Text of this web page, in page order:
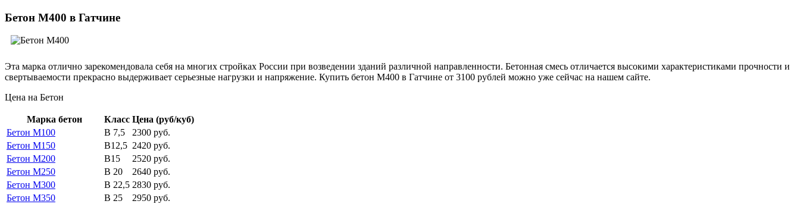
Бетон М400 в Гатчине
Эта марка отлично зарекомендовала себя на многих стройках России при возведении зданий различной направленности. Бетонная смесь отличается высокими характеристиками прочности и
свертываемости прекрасно выдерживает серьезные нагрузки и напряжение. Купить бетон М400 в Гатчине от 3100 рублей можно уже сейчас на нашем сайте.
Цена на Бетон
Марка бетон Класс Цена (руб/куб)
Бетон М100
В 7,5
2300 руб.
Бетон М150
В12,5 2420 руб.
Бетон М200
В15
2520 руб.
Бетон М250
В 20
2640 руб.
Бетон М300
В 22,5 2830 руб.
Бетон М350
В 25
2950 руб.